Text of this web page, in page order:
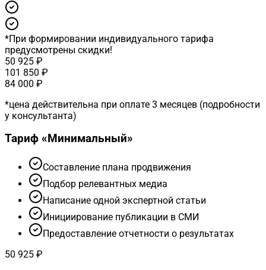
*При формировании индивидуального тарифа
предусмотрены скидки!
50 925 ₽
101 850 ₽
84 000 ₽
*цена действительна при оплате 3 месяцев (подробности
у консультанта)
Тариф «Минимальный»
Cоставление плана продвижения
Подбор релевантных медиа
Написание одной экспертной статьи
Инициирование публикации в СМИ
Предоставление отчетности о результатах
50 925 ₽